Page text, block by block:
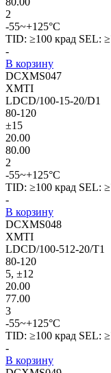
2
-55~+125°C
TID: ≥100 крад SEL:
-
В корзину
DCXMS047
XMTI
LDCD/100-15-20/D1
80-120
±15
20.00
80.00
2
-55~+125°C
TID: ≥100 крад SEL:
-
В корзину
DCXMS048
XMTI
LDCD/100-512-20/T1
80-120
5, ±12
20.00
77.00
3
-55~+125°C
TID: ≥100 крад SEL:
-
В корзину